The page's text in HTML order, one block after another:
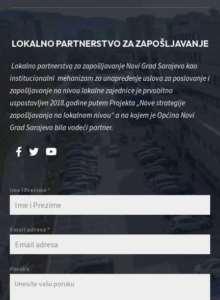
LOKALNO PARTNERSTVO ZA ZAPOŠLJAVANJE
Lokalno partnerstva za zapošljavanje Novi Grad Sarajevo kao
institucionalni mehanizam za unapređenje uslova za poslovanje i
zapošljavanje na nivou lokalne zajednice je prvobitno
uspostavljen 2018.godine putem Projekta „Nove strategije
zapošljavanja na lokalnom nivou“ a na kojem je Općina Novi
Grad Sarajevo bila vodeći partner.
Ime i Prezime*
Email adresa *
Poruka